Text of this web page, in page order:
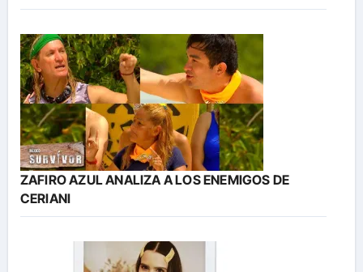
ZAFIRO AZUL ANALIZA A LOS ENEMIGOS DE
CERIANI